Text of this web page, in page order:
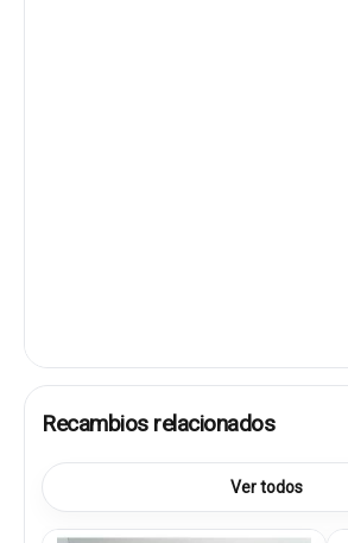
Recambios relacionados
Ver todos